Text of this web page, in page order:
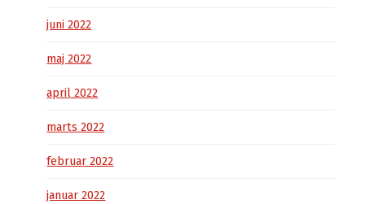
juni 2022
maj 2022
april 2022
marts 2022
februar 2022
januar 2022